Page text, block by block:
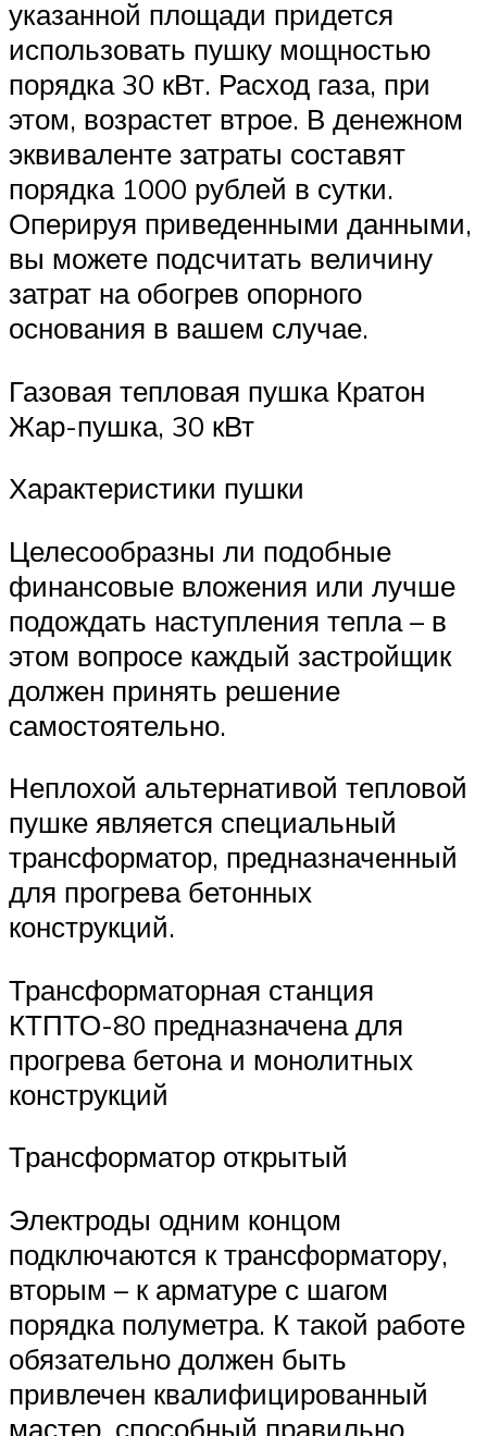
указанной площади придется
использовать пушку мощностью
порядка 30 кВт. Расход газа, при
этом, возрастет втрое. В денежном
эквиваленте затраты составят
порядка 1000 рублей в сутки.
Оперируя приведенными данными,
вы можете подсчитать величину
затрат на обогрев опорного
основания в вашем случае.
Газовая тепловая пушка Кратон
Жар-пушка, 30 кВт
Характеристики пушки
Целесообразны ли подобные
финансовые вложения или лучше
подождать наступления тепла – в
этом вопросе каждый застройщик
должен принять решение
самостоятельно.
Неплохой альтернативой тепловой
пушке является специальный
трансформатор, предназначенный
для прогрева бетонных
конструкций.
Трансформаторная станция
КТПТО-80 предназначена для
прогрева бетона и монолитных
конструкций
Трансформатор открытый
Электроды одним концом
подключаются к трансформатору,
вторым – к арматуре с шагом
порядка полуметра. К такой работе
обязательно должен быть
привлечен квалифицированный
мастер, способный правильно